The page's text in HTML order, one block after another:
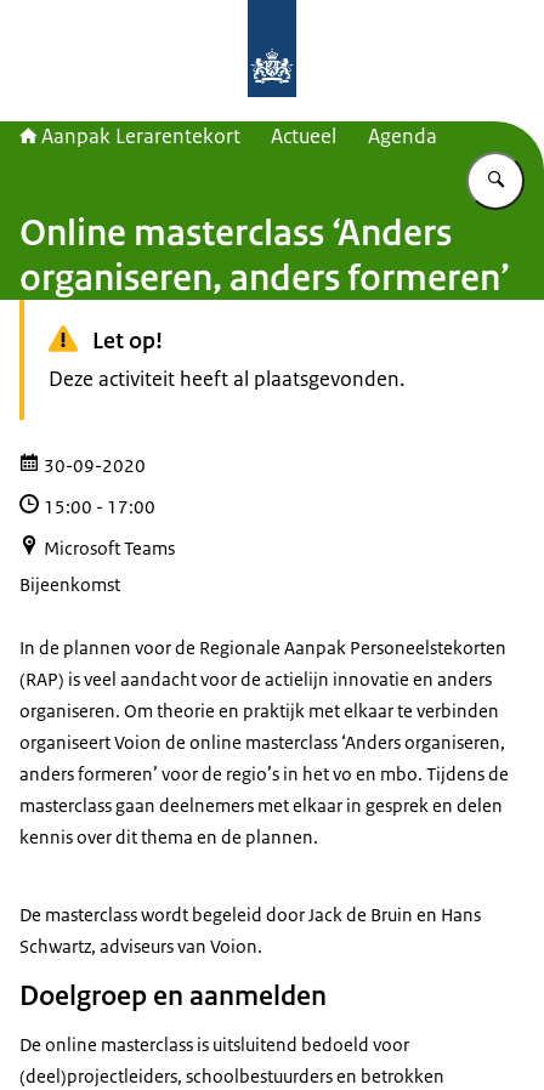
Aanpak Lerarentekort Actueel Agenda
Online masterclass ‘Anders
organiseren, anders formeren’
Let op!
Deze activiteit heeft al plaatsgevonden.
30-09-2020
15:00 - 17:00
Microsoft Teams
Bijeenkomst
In de plannen voor de Regionale Aanpak Personeelstekorten
(RAP) is veel aandacht voor de actielijn innovatie en anders
organiseren. Om theorie en praktijk met elkaar te verbinden
organiseert Voion de online masterclass ‘Anders organiseren,
anders formeren’ voor de regio’s in het vo en mbo. Tijdens de
masterclass gaan deelnemers met elkaar in gesprek en delen
kennis over dit thema en de plannen.
De masterclass wordt begeleid door Jack de Bruin en Hans
Schwartz, adviseurs van Voion.
Doelgroep en aanmelden
De online masterclass is uitsluitend bedoeld voor
(deel)projectleiders, schoolbestuurders en betrokken